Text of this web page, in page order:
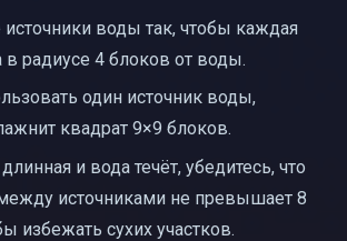
воды так, чтобы каждая
в радиусе 4 блоков от воды.
один источник воды,
квадрат 9×9 блоков.
и вода течёт, убедитесь, что
источниками не превышает 8
избежать сухих участков.